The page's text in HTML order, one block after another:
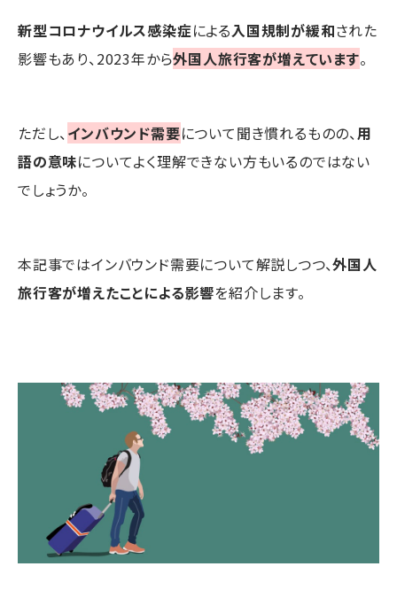
新型コロナウイルス感染症による入国規制が緩和された
影響もあり、2023年から外国人旅行客が増えています。
ただし、 インバウンド需要について聞き慣れるものの、 用
語の意味についてよく理解できない方もいるのではない
でしょうか。
本記事ではインバウンド需要について解説しつつ、外国人
旅行客が増えたことによる影響を紹介します。